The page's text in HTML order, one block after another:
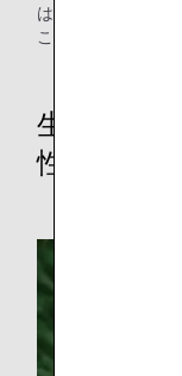
はなかなか出回ら
ことができます。
生産者を
性化を図る